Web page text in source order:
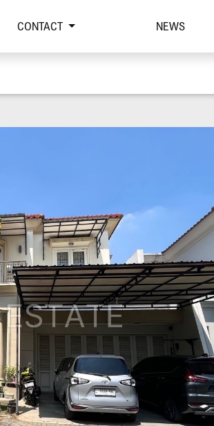
CONTACT NEWS